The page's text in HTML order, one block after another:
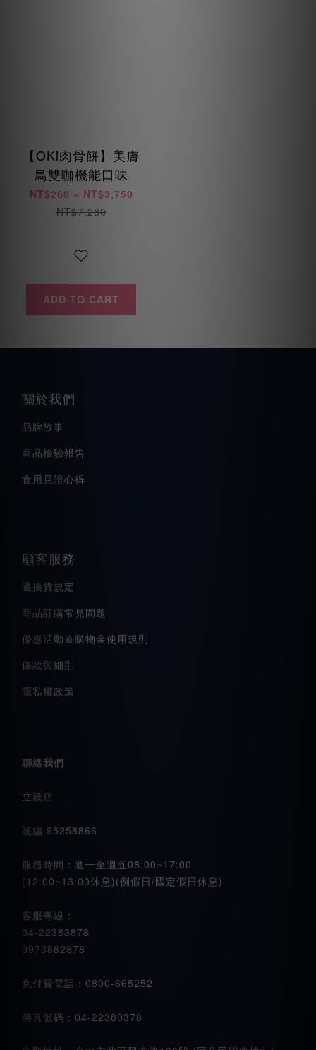
【OKi肉骨餅】美膚
鳥雙咖機能口味
NT$260 ~ NT$3,750
NT$7,280
ADD TO CART
關於我們
品牌故事
商品檢驗報告
食用見證心得
顧客服務
退換貨規定
商品訂購常見問題
優惠活動＆購物金使用規則
條款與細則
隱私權政策
聯絡我們
立騰店
統編 95258866
服務時間：週一至週五08:00~17:00
(12:00~13:00休息)(例假日/國定假日休息)
客服專線：
04-22383878
0973882878
免付費電話：0800-665252
傳真號碼：04-22380378